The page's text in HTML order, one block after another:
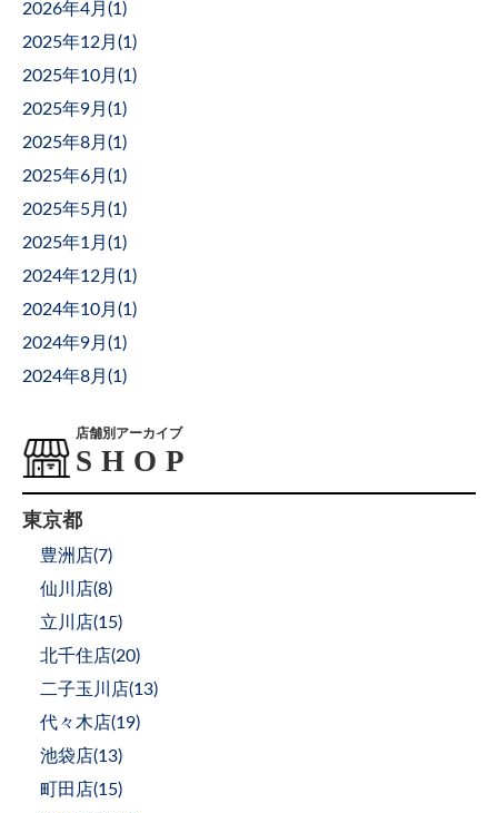
2026年4月(1 )
2025年12月(1 )
2025年10月(1 )
2025年9月(1 )
2025年8月(1 )
2025年6月(1 )
2025年5月(1 )
2025年1月(1 )
2024年12月(1 )
2024年10月(1 )
2024年9月(1 )
2024年8月(1 )
店舗別アーカイブ
東京都
豊洲店(7)
仙川店(8)
立川店(15)
北千住店(20)
二子玉川店(13)
代々木店(19)
池袋店(13)
町田店(15)